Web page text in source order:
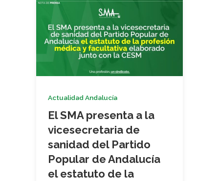
Actualidad Andalucía
El SMA presenta a la
vicesecretaria de
sanidad del Partido
Popular de Andalucía
el estatuto de la